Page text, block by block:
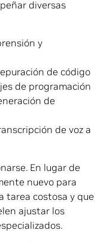
diversas
y
de código
de programación
de
de voz a
En lugar de
nuevo para
tarea costosa y que
ajustar los